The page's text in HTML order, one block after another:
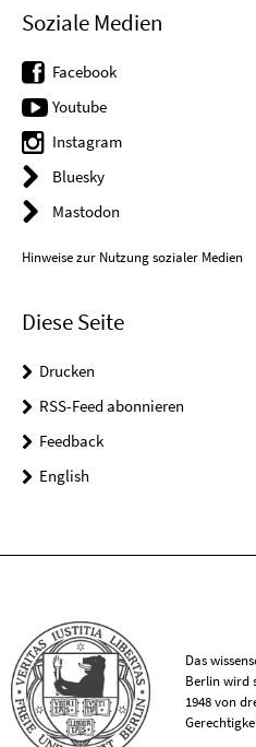
Soziale Medien
Facebook
Youtube
Instagram
Bluesky
Mastodon
Hinweise zur Nutzung sozialer Medien
Diese Seite
Drucken
RSS-Feed abonnieren
Feedback
English
Das
Berlin wird
1948 von